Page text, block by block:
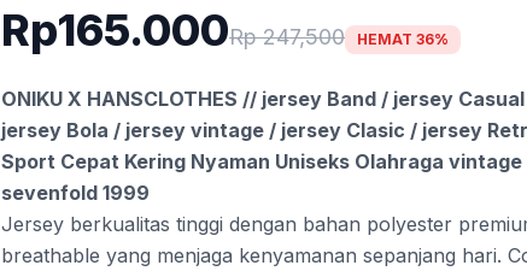
Rp165.000Rp 247,500 HEMAT 36%
ONIKU X HANSCLOTHES // jersey Band / jersey
jersey Bola / jersey vintage / jersey Clasic / jersey
Sport Cepat Kering Nyaman Uniseks Olahraga
sevenfold 1999
Jersey berkualitas tinggi dengan bahan polyester
breathable yang menjaga kenyamanan sepanjang hari.